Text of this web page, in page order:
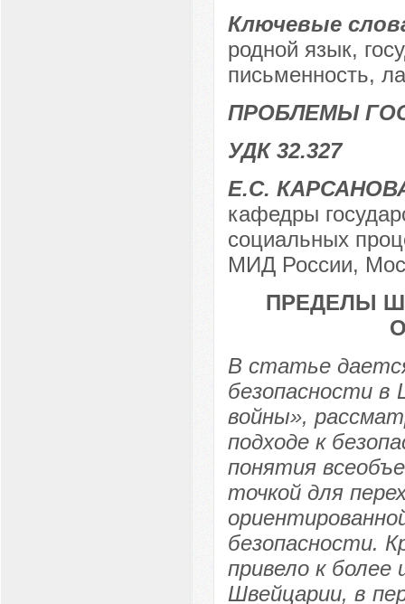
Ключевые
родной язык,
письменность,
ПРОБЛЕМЫ
УДК 32.327
Е.С.
кафедры
социальных
МИД России,
ПРЕДЕЛЫ
В статье
безопасности в
войны»,
подходе к
понятия
точкой для
безопасности.
привело к
Швейцарии, в